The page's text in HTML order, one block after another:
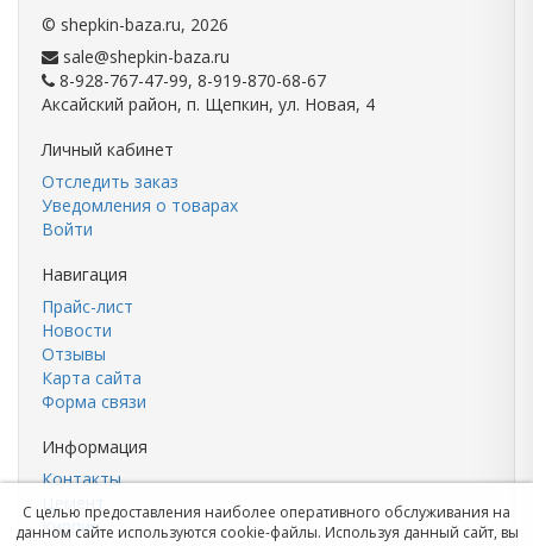
© shepkin-baza.ru, 2026
sale@shepkin-baza.ru
8-928-767-47-99, 8-919-870-68-67
Аксайский район, п. Щепкин, ул. Новая, 4
Личный кабинет
Отследить заказ
Уведомления о товарах
Войти
Навигация
Прайс-лист
Новости
Отзывы
Карта сайта
Форма связи
Информация
Контакты
Кирпич
С целью предоставления наиболее оперативного обслуживания на
данном сайте используются cookie-файлы. Используя данный сайт, вы